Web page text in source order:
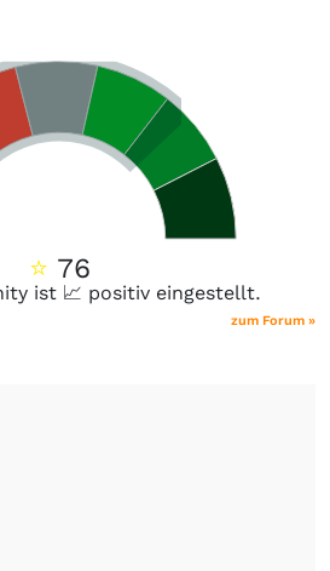
⭐ 76
ist 📈 positiv eingestellt.
zum Forum »